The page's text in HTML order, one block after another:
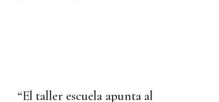
“El taller escuela apunta al